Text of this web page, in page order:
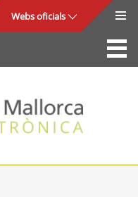
Webs oficials
La Seu
Consell de Mallorca
Accés i seguretat
Utilitats